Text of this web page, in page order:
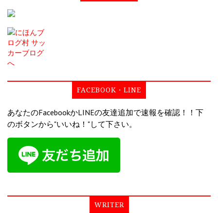
FACEBOOK・LINE
あなたのFacebookかLINEの友達追加で速報を確認！！下
のボタンから"いいね！"して下さい。
WRITER